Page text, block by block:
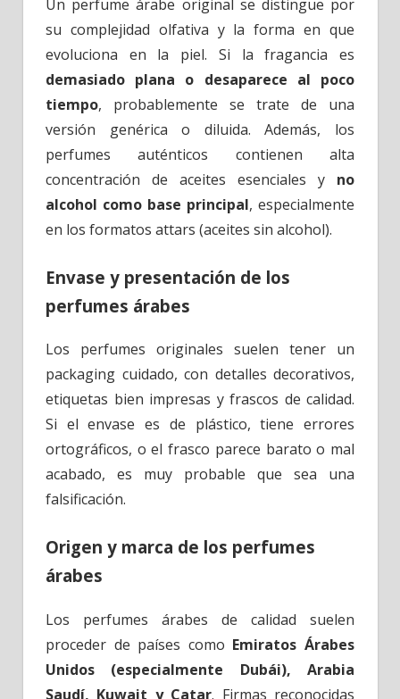
Un perfume árabe original se distingue por
su complejidad olfativa y la forma en que
evoluciona en la piel. Si la fragancia es
demasiado plana o desaparece al poco
tiempo, probablemente se trate de una
versión genérica o diluida. Además, los
perfumes auténticos contienen alta
concentración de aceites esenciales y no
alcohol como base principal, especialmente
en los formatos attars (aceites sin alcohol).
Envase y presentación de los
perfumes árabes
Los perfumes originales suelen tener un
packaging cuidado, con detalles decorativos,
etiquetas bien impresas y frascos de calidad.
Si el envase es de plástico, tiene errores
ortográficos, o el frasco parece barato o mal
acabado, es muy probable que sea una
falsificación.
Origen y marca de los perfumes
árabes
Los perfumes árabes de calidad suelen
proceder de países como Emiratos Árabes
Unidos (especialmente Dubái), Arabia
Saudí, Kuwait y Catar. Firmas reconocidas